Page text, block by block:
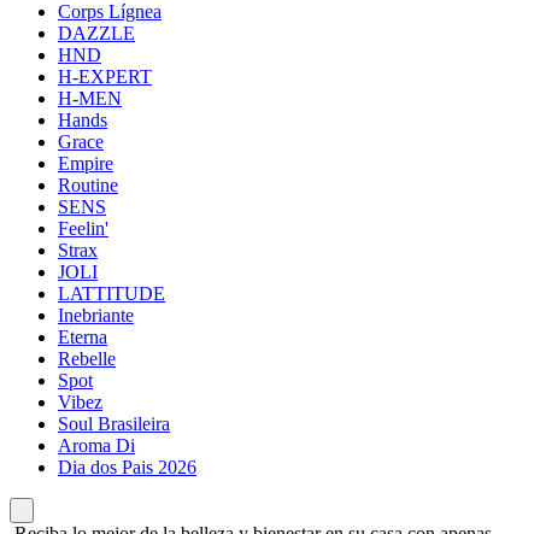
Corps Lígnea
DAZZLE
HND
H-EXPERT
H-MEN
Hands
Grace
Empire
Routine
SENS
Feelin'
Strax
JOLI
LATTITUDE
Inebriante
Eterna
Rebelle
Spot
Vibez
Soul Brasileira
Aroma Di
Dia dos Pais 2026